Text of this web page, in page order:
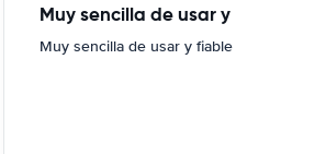
Muy sencilla de usar y
Muy sencilla de usar y fiable